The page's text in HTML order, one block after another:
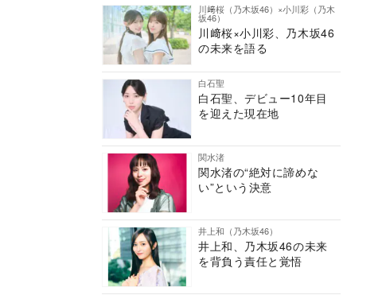
川﨑桜（乃木坂46）×小川彩（乃木
坂46）
川﨑桜×小川彩、乃木坂46
の未来を語る
白石聖
白石聖、デビュー10年目
を迎えた現在地
関水渚
関水渚の“絶対に諦めな
い”という決意
井上和（乃木坂46）
井上和、乃木坂46の未来
を背負う責任と覚悟